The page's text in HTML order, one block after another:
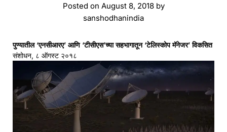
Posted on August 8, 2018by
sanshodhanindia
पुण्यातील ‘एनसीआरए’ आणि ‘टीसीएस’च्या सहभागातून ‘टेलिस्कोप मॅनेजर’ विकसित
संशोधन, ८ ऑगस्ट २०१८